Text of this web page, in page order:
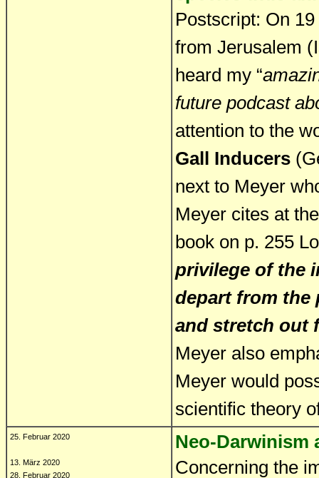
Postscript: On
from Jerusalem
heard my “
future podcast
attention to the
Gall Inducers
next to Meyer
Meyer cites at
book on p. 255
privilege of the
depart from the
and stretch out
Meyer also
Meyer would
scientific theory
25. Februar 2020
13. März 2020
28. Februar 2020
Neo-Darwinism
Concerning the